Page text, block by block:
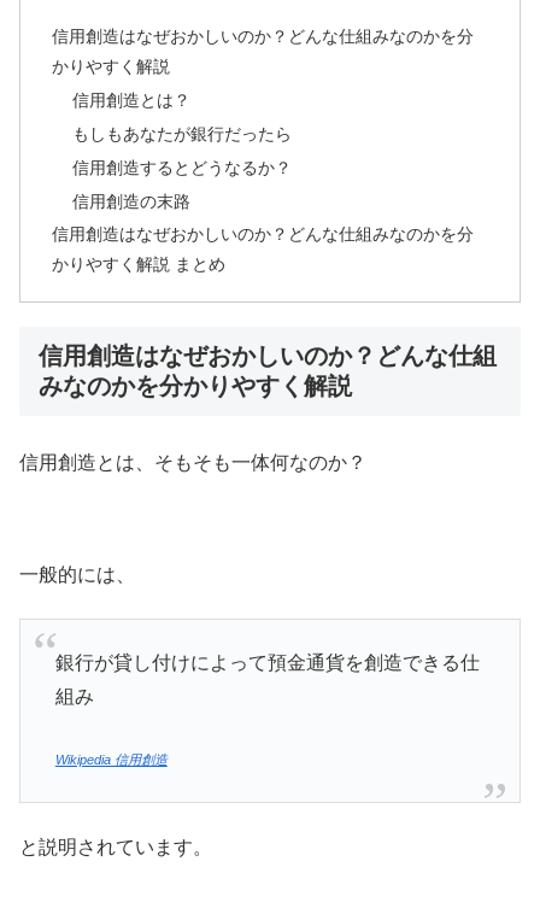
信用創造はなぜおかしいのか？どんな仕組みなのかを分
かりやすく解説
信用創造とは？
もしもあなたが銀行だったら
信用創造するとどうなるか？
信用創造の末路
信用創造はなぜおかしいのか？どんな仕組みなのかを分
かりやすく解説 まとめ
信用創造はなぜおかしいのか？どんな仕組
みなのかを分かりやすく解説
信用創造とは、そもそも一体何なのか？
一般的には、
銀行が貸し付けによって預金通貨を創造できる仕
組み
Wikipedia 信用創造
と説明されています。